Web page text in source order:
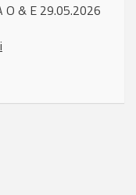
O & E 29.05.2026